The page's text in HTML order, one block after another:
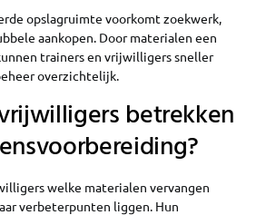
opslagruimte voorkomt zoekwerk,
aankopen. Door materialen een
trainers en vrijwilligers sneller
overzichtelijk.
betrekken
welke materialen vervangen
verbeterpunten liggen. Hun